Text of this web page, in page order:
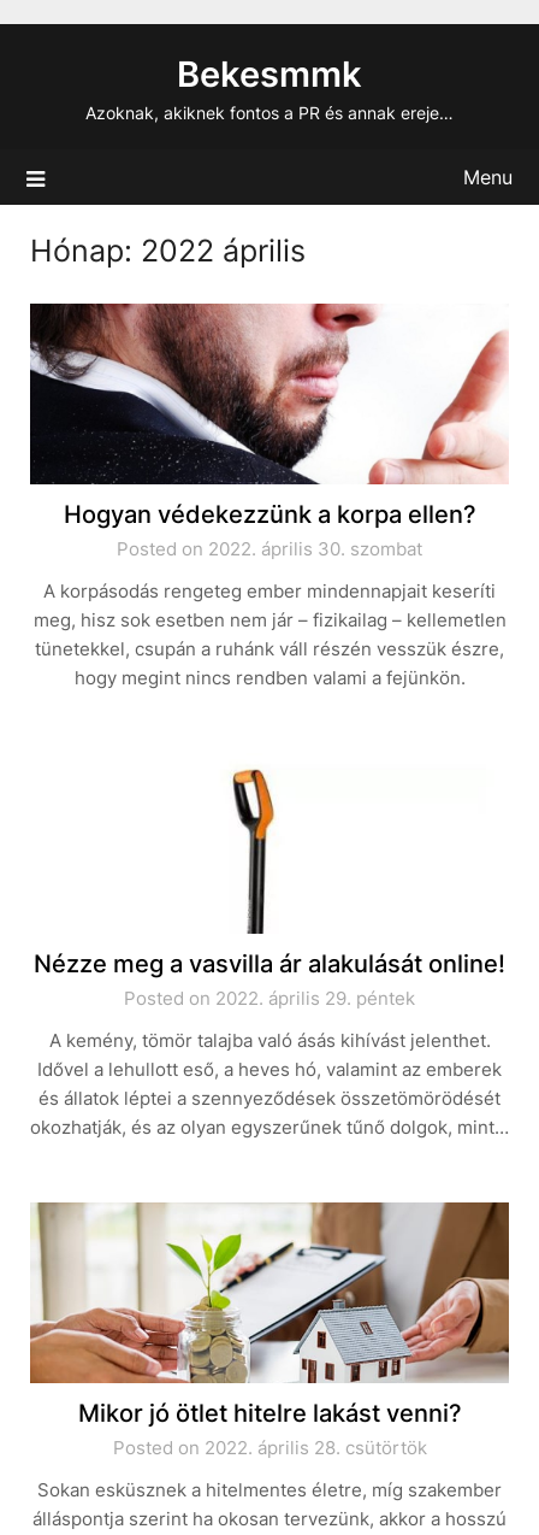
Bekesmmk
Azoknak, akiknek fontos a PR és annak ereje…
Menu
Hónap: 2022 április
Hogyan védekezzünk a korpa ellen?
Posted on 2022. április 30. szombat
A korpásodás rengeteg ember mindennapjait keseríti
meg, hisz sok esetben nem jár – fizikailag – kellemetlen
tünetekkel, csupán a ruhánk váll részén vesszük észre,
hogy megint nincs rendben valami a fejünkön.
Nézze meg a vasvilla ár alakulását online!
Posted on 2022. április 29. péntek
A kemény, tömör talajba való ásás kihívást jelenthet.
Idővel a lehullott eső, a heves hó, valamint az emberek
és állatok léptei a szennyeződések összetömörödését
okozhatják, és az olyan egyszerűnek tűnő dolgok, mint…
Mikor jó ötlet hitelre lakást venni?
Posted on 2022. április 28. csütörtök
Sokan esküsznek a hitelmentes életre, míg szakember
álláspontja szerint ha okosan tervezünk, akkor a hosszú